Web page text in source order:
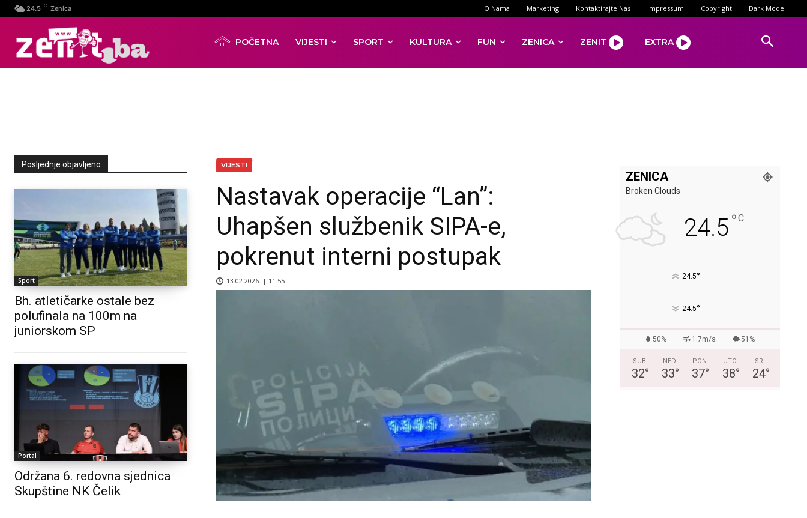
24.5 C Zenica O Nama Marketing Kontaktirajte Nas Impressum Copyright Dark Mode
POČETNA VIJESTI SPORT KULTURA FUN ZENICA ZENIT EXTRA
Posljednje objavljeno
Sport
Bh. atletičarke ostale bez
polufinala na 100m na
juniorskom SP
Portal
Održana 6. redovna sjednica
Skupštine NK Čelik
VIJESTI
Nastavak operacije “Lan”:
Uhapšen službenik SIPA-e,
pokrenut interni postupak
13.02.2026. | 11:55
ZENICA
Broken Clouds
24.5°C
24.5°
24.5°
50% 1.7m/s 51%
SUB
32°
NED
33°
PON
37°
UTO
38°
SRI
24°